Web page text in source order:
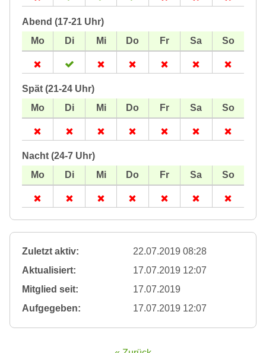
Abend (17-21 Uhr)
Spät (21-24 Uhr)
Nacht (24-7 Uhr)
Zuletzt aktiv:
22.07.2019 08:28
Aktualisiert:
17.07.2019 12:07
Mitglied seit:
17.07.2019
Aufgegeben:
17.07.2019 12:07